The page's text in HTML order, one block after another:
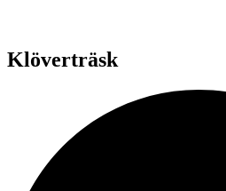
Klöverträsk